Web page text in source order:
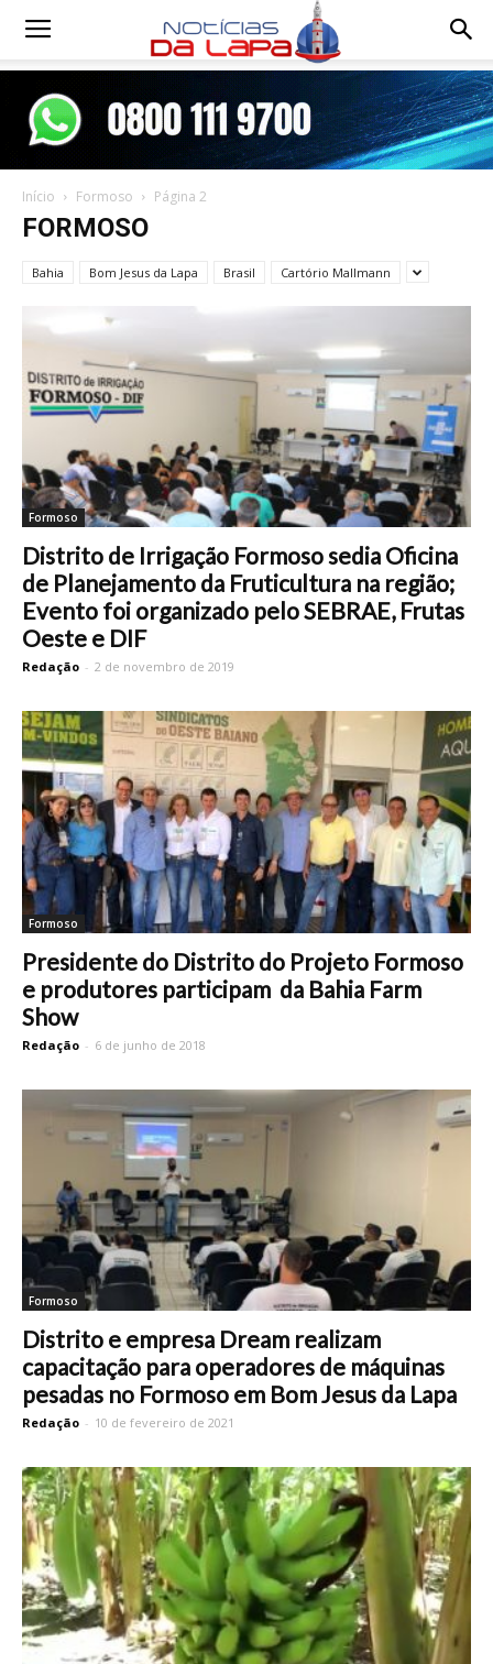
Notícias
Lapa
Início Formoso Página 2
FORMOSO
Bahia Bom Jesus da Lapa Brasil Cartório Mallmann
Formoso
Distrito de Irrigação Formoso sedia Oficina
de Planejamento da Fruticultura na região;
Evento foi organizado pelo SEBRAE, Frutas
Oeste e DIF
Redação - 2 de novembro de 2019
Formoso
Presidente do Distrito do Projeto Formoso
e produtores participam da Bahia Farm
Show
Redação - 6 de junho de 2018
Formoso
Distrito e empresa Dream realizam
capacitação para operadores de máquinas
pesadas no Formoso em Bom Jesus da Lapa
Redação - 10 de fevereiro de 2021